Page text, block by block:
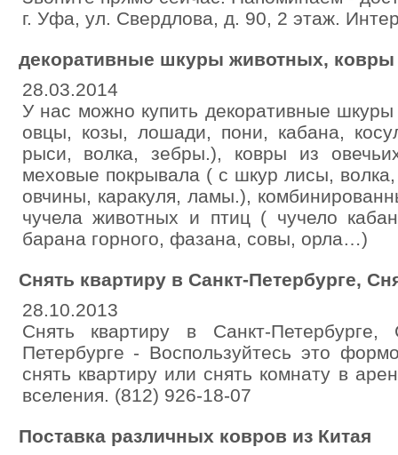
г. Уфа, ул. Свердлова, д. 90, 2 этаж.
декоративные шкуры животных, ковры
28.03.2014
У нас можно купить декоративные
овцы, козы, лошади, пони, кабана,
рыси, волка, зебры.), ковры из
меховые покрывала ( с шкур лисы,
овчины, каракуля, ламы.),
чучела животных и птиц ( чучело
барана горного, фазана, совы, орла…)
Снять квартиру в Санкт-Петербурге,
28.10.2013
Снять квартиру в Санкт-
Петербурге - Воспользуйтесь это
снять квартиру или снять комнату в
вселения. (812) 926-18-07
Поставка различных ковров из Китая